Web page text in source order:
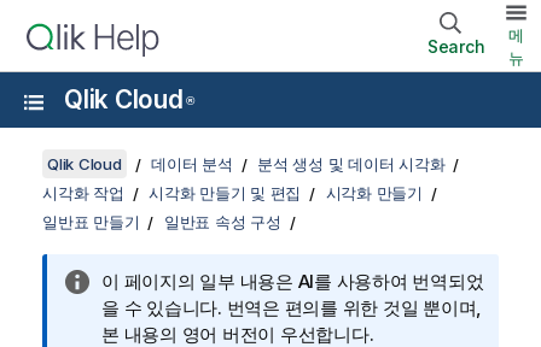
Search
메
뉴
Qlik Cloud ®
Qlik Cloud 데이터 분석
분석 생성 및 데이터 시각화
시각화 작업
시각화 만들기 및 편집
시각화 만들기
일반표 만들기
일반표 속성 구성
이 페이지의 일부 내용은 AI를 사용하여 번역되었
을 수 있습니다. 번역은 편의를 위한 것일 뿐이며,
본 내용의 영어 버전이 우선합니다.